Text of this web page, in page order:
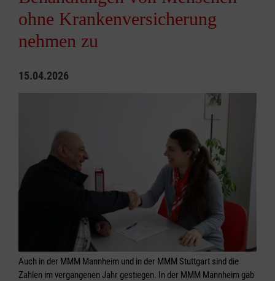
ohne Krankenversicherung
nehmen zu
15.04.2026
Auch in der MMM Mannheim und in der MMM Stuttgart sind die
Zahlen im vergangenen Jahr gestiegen. In der MMM Mannheim gab